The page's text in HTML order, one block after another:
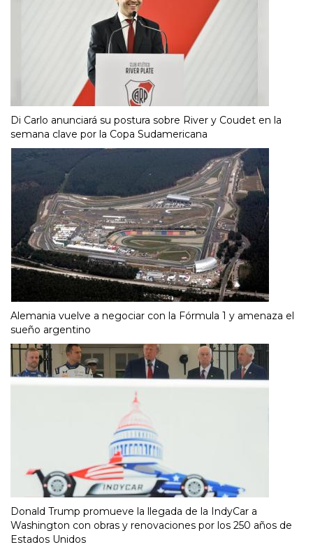
Di Carlo anunciará su postura sobre River y Coudet en la
semana clave por la Copa Sudamericana
Alemania vuelve a negociar con la Fórmula 1 y amenaza el
sueño argentino
Donald Trump promueve la llegada de la IndyCar a
Washington con obras y renovaciones por los 250 años de
Estados Unidos